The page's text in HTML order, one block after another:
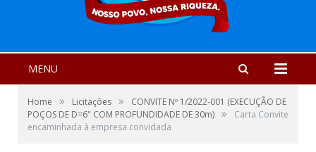
MENU
Home » Licitações »
CONVITE Nº 1/2022-001 (EXECUÇÃO DE
POÇOS DE D=6" COM PROFUNDIDADE DE 30m) »
Carta Convite
encaminhada à empresa convidada